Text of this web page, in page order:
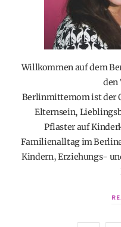
Willkommen auf dem
den
Berlinmittemom ist der
Elternsein,
Pflaster auf
Familienalltag im
Kindern, Erziehungs-